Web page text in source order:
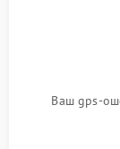
Ваш gps-